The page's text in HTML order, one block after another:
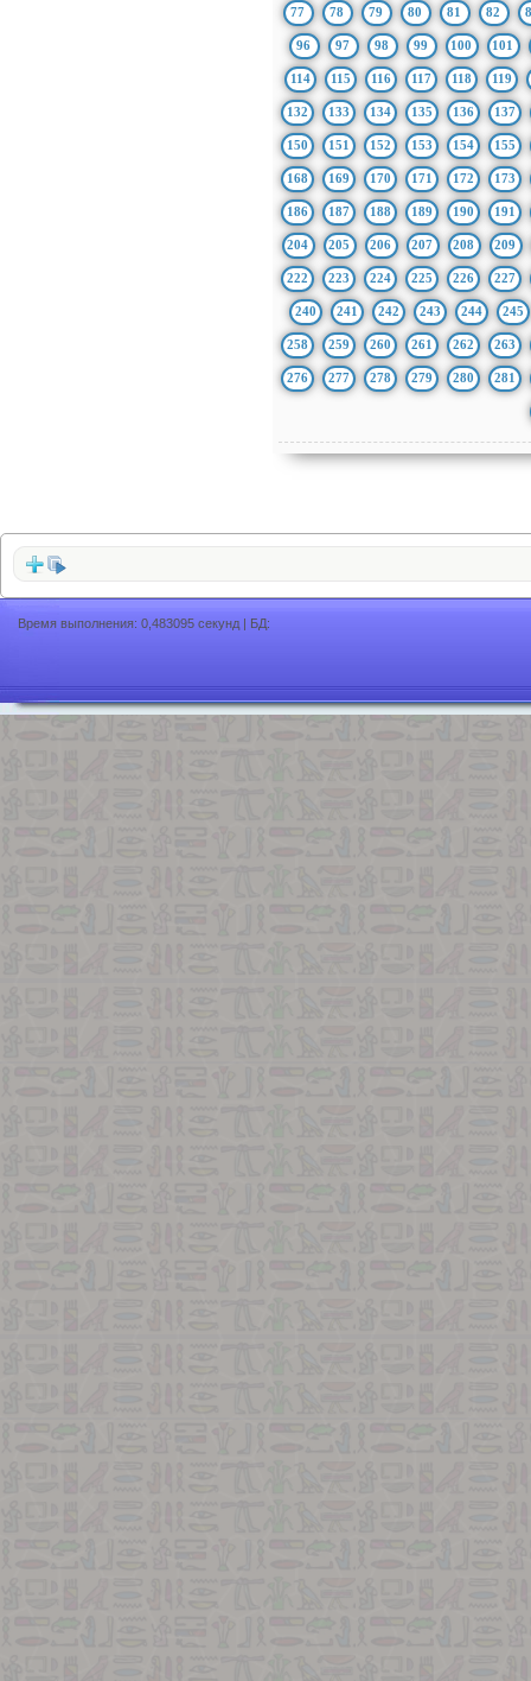
77 78 79 80 81 82
96 97 98 99 100 101
114 115 116 117 118 119
132 133 134 135 136 137
150 151 152 153 154 155
168 169 170 171 172 173
186 187 188 189 190 191
204 205 206 207 208 209
222 223 224 225 226 227
240 241 242 243 244 245
258 259 260 261 262 263
276 277 278 279 280 281
Время выполнения: 0,483095 секунд | БД: